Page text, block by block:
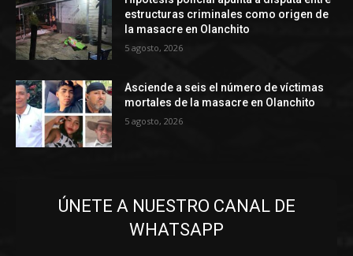
estructuras criminales como origen de
la masacre en Olanchito
5 agosto, 2026
Asciende a seis el número de víctimas
mortales de la masacre en Olanchito
5 agosto, 2026
ÚNETE A NUESTRO CANAL DE
WHATSAPP